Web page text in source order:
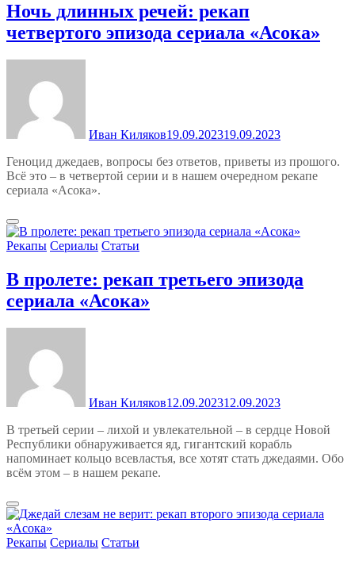
Ночь длинных речей: рекап
четвертого эпизода сериала «Асока»
Иван Киляков19.09.202319.09.2023
Геноцид джедаев, вопросы без ответов, приветы из прошого.
Всё это – в четвертой серии и в нашем очередном рекапе
сериала «Асока».
Рекапы Сериалы Статьи
В пролете: рекап третьего эпизода
сериала «Асока»
Иван Киляков12.09.202312.09.2023
В третьей серии – лихой и увлекательной – в сердце Новой
Республики обнаруживается яд, гигантский корабль
напоминает кольцо всевластья, все хотят стать джедаями. Обо
всём этом – в нашем рекапе.
Рекапы Сериалы Статьи